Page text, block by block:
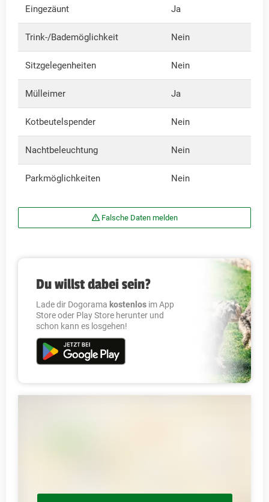
Eingezäunt Ja
Trink-/Bademöglichkeit Nein
Sitzgelegenheiten Nein
Mülleimer Ja
Kotbeutelspender Nein
Nachtbeleuchtung Nein
Parkmöglichkeiten Nein
Falsche Daten melden
Du willst dabei sein?
Lade dir Dogorama kostenlos im App
Store oder Play Store herunter und
schon kann es losgehen!